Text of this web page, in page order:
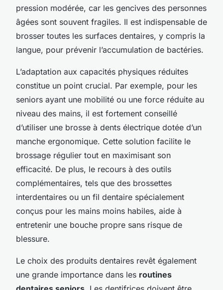
pression modérée, car les gencives des personnes
âgées sont souvent fragiles. Il est indispensable de
brosser toutes les surfaces dentaires, y compris la
langue, pour prévenir l’accumulation de bactéries.
L’adaptation aux capacités physiques réduites
constitue un point crucial. Par exemple, pour les
seniors ayant une mobilité ou une force réduite au
niveau des mains, il est fortement conseillé
d’utiliser une brosse à dents électrique dotée d’un
manche ergonomique. Cette solution facilite le
brossage régulier tout en maximisant son
efficacité. De plus, le recours à des outils
complémentaires, tels que des brossettes
interdentaires ou un fil dentaire spécialement
conçus pour les mains moins habiles, aide à
entretenir une bouche propre sans risque de
blessure.
Le choix des produits dentaires revêt également
une grande importance dans les routines